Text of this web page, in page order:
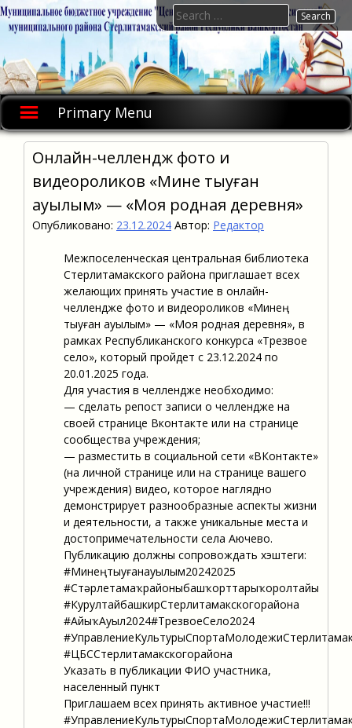
Skip
to
Primary Menu
Search
for:
Онлайн-челлендж фото и
видеороликов «Минең тыуған
ауылым» — «Моя родная деревня»
Опубликовано: 23.12.2024 Автор: Редактор
Межпоселенческая центральная библиотека
Стерлитамакского района приглашает всех
желающих принять участие в онлайн-
челлендже фото и видеороликов «Минең
тыуған ауылым» — «Моя родная деревня», в
рамках Республиканского конкурса «Трезвое
село», который пройдет с 23.12.2024 по
20.01.2025 года.
Для участия в челлендже необходимо:
— сделать репост записи о челлендже на
своей странице Вконтакте или на странице
сообщества учреждения;
— разместить в социальной сети «ВКонтакте»
(на личной странице или на странице вашего
учреждения) видео, которое наглядно
демонстрирует разнообразные аспекты жизни
и деятельности, а также уникальные места и
достопримечательности села Аючево.
Публикацию должны сопровождать хэштеги:
#Минеңтыуғанауылым20242025
#Стәрлетамаҡрайоныбашҡорттарыҡоролтайы
#КурултайбашкирСтерлитамакскогорайона
#АйыҡАуыл2024#ТрезвоеСело2024
#ЦБССтерлитамакскогорайона
Указать в публикации ФИО участника,
населенный пункт
Приглашаем всех принять активное участие!!!